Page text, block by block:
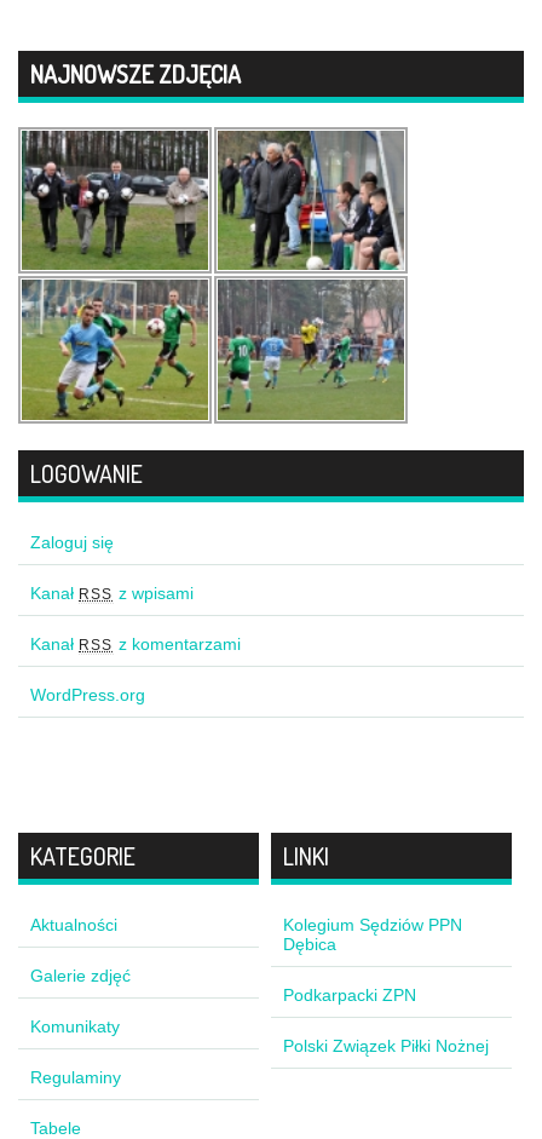
NAJNOWSZE ZDJĘCIA
LOGOWANIE
Zaloguj się
Kanał RSS z wpisami
Kanał RSS z komentarzami
WordPress.org
KATEGORIE
Aktualności
Galerie zdjęć
Komunikaty
Regulaminy
Tabele
LINKI
Kolegium Sędziów PPN
Dębica
Podkarpacki ZPN
Polski Związek Piłki Nożnej